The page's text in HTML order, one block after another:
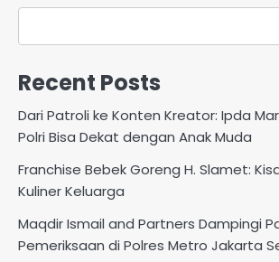
Recent Posts
Dari Patroli ke Konten Kreator: Ipda
Polri Bisa Dekat dengan Anak Muda
Franchise Bebek Goreng H. Slamet:
Kuliner Keluarga
Maqdir Ismail and Partners Dampingi
Pemeriksaan di Polres Metro Jakarta